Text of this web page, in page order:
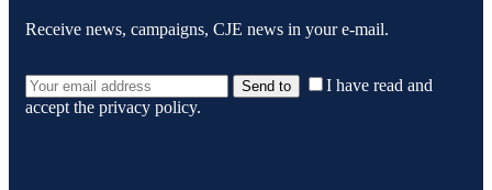
Receive news, campaigns, CJE news in your e-mail.
Send to
I have read and
accept the privacy policy.